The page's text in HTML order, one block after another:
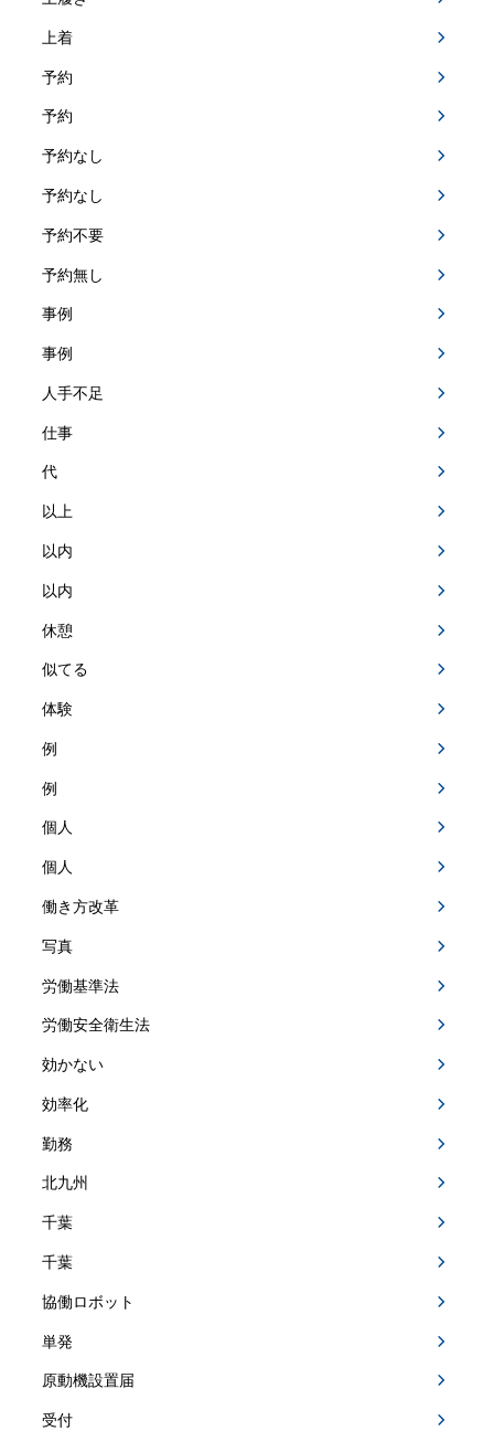
上着
予約
予約
予約なし
予約なし
予約不要
予約無し
事例
事例
人手不足
仕事
代
以上
以内
以内
休憩
似てる
体験
例
例
個人
個人
働き方改革
写真
労働基準法
労働安全衛生法
効かない
効率化
勤務
北九州
千葉
千葉
協働ロボット
単発
原動機設置届
受付